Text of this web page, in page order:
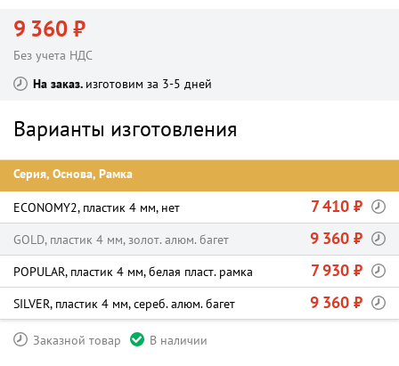
9 360 ₽
Без учета НДС
На заказ изготовим за 3-5 дней
Варианты изготовления
Серия, Основа, Рамка
ECONOMY2, пластик 4 мм, нет 7 410 ₽
GOLD, пластик 4 мм, золот. алюм. багет 9 360 ₽
POPULAR, пластик 4 мм, белая пласт. рамка 7 930 ₽
SILVER, пластик 4 мм, сереб. алюм. багет 9 360 ₽
Заказной товар В наличии